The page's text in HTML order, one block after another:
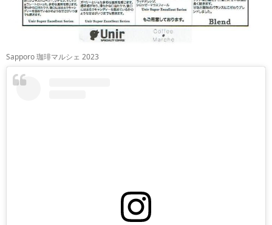
Sapporo 珈琲マルシェ 2023